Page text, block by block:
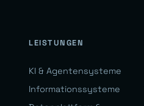
LEISTUNGEN
KI & Agentensysteme
Informationssysteme